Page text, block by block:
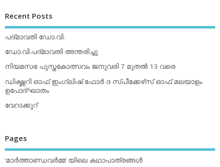
Recent Posts
പദ്മാവതി ഡോ.വി.
ഡോ.വി.പദ്മാവതി അന്തരിച്ചു
നിയമസഭ പുസ്തകോത്സവം ജനുവരി 7 മുതല്‍ 13 വരെ
ഡിക്ഷ്ണറി ഓഫ് ഇംഗ്ലിഷ് ഫോര്‍ ദ സ്പീക്കേഴ്‌സ് ഓഫ് മലയാളം
ഉപോദ്ഘാതം
വേറാക്കൂറ്
Pages
‘മാര്‍ത്താണ്ഡവര്‍മ്മ’ യിലെ കഥാപാത്രങ്ങള്‍